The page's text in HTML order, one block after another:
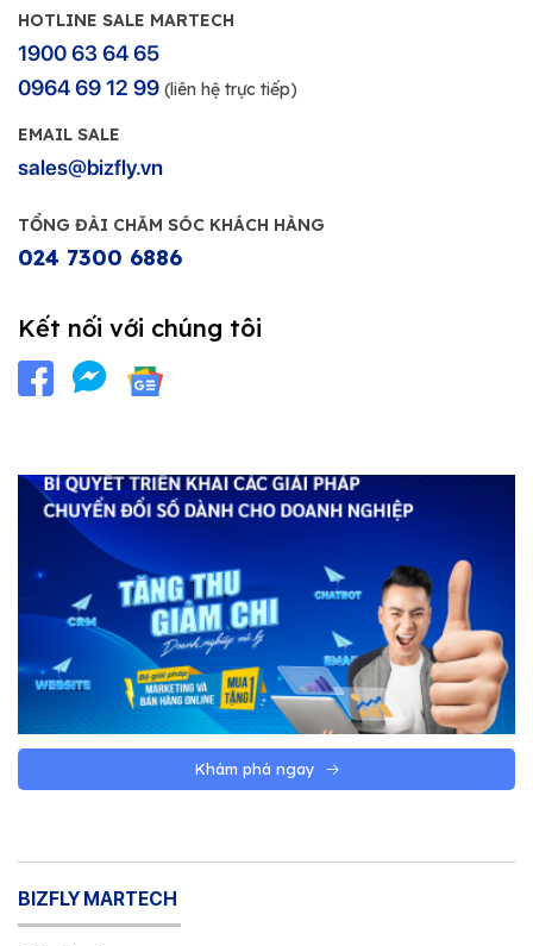
HOTLINE SALE MARTECH
1900 63 64 65
0964 69 12 99 (liên hệ trực tiếp)
EMAIL SALE
sales@bizfly.vn
TỔNG ĐÀI CHĂM SÓC KHÁCH HÀNG
024 7300 6886
Kết nối với chúng tôi
Khám phá ngay
BIZFLY MARTECH